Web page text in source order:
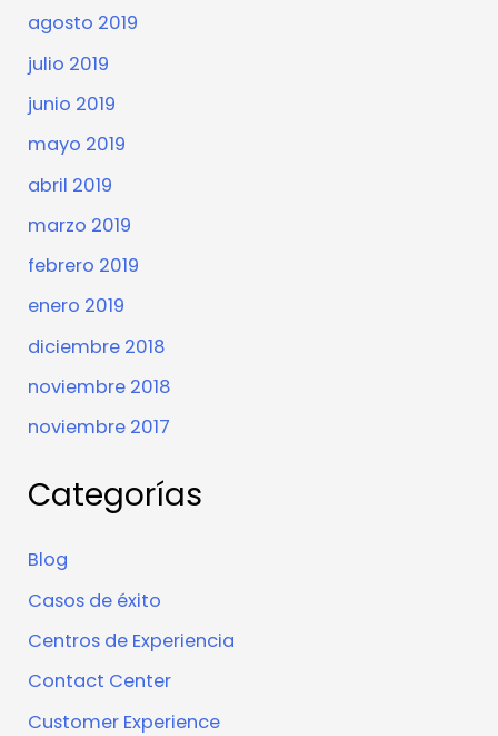
agosto 2019
julio 2019
junio 2019
mayo 2019
abril 2019
marzo 2019
febrero 2019
enero 2019
diciembre 2018
noviembre 2018
noviembre 2017
Categorías
Blog
Casos de éxito
Centros de Experiencia
Contact Center
Customer Experience